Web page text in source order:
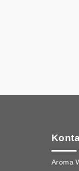
Aroma